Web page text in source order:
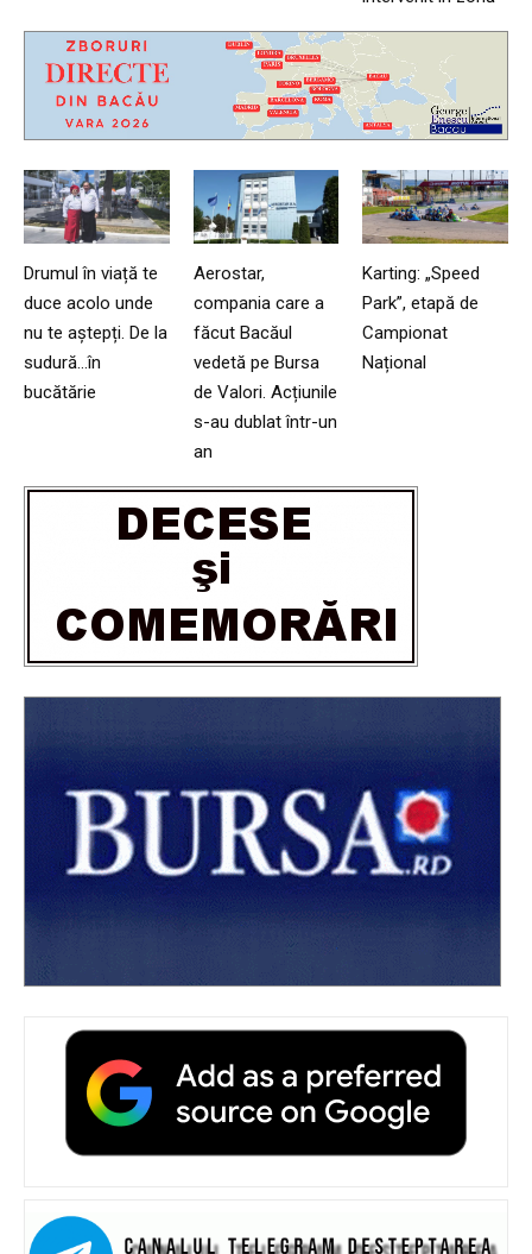
Drumul în viață te
duce acolo unde
nu te aștepți. De la
sudură…în
bucătărie
Aerostar,
compania care a
făcut Bacăul
vedetă pe Bursa
de Valori. Acțiunile
s-au dublat într-un
an
Karting: „Speed
Park”, etapă de
Campionat
Național